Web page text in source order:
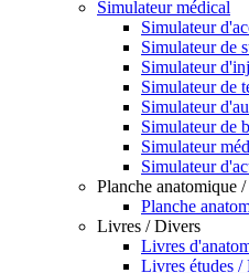
Simulateur médical
Simulateur
Simulateur de
Simulateur
Simulateur de
Simulateur
Simulateur de
Simulateur
Simulateur
Planche anatomique
Planche
Livres / Divers
Livres
Livres études /